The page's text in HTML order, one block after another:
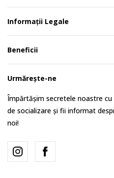
Informații Legale
Beneficii
Urmărește-ne
Împărtășim secretele noastre
de socializare și fii informat
noi!